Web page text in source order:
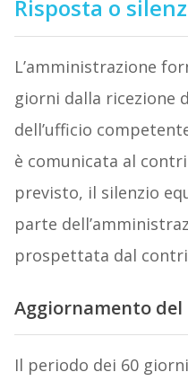
Risposta o
L’amministrazione
giorni dalla ricezione
dell’ufficio
è comunicata al
previsto, il silenzio
parte
prospettata dal
Aggiornamento del
Il periodo dei 60